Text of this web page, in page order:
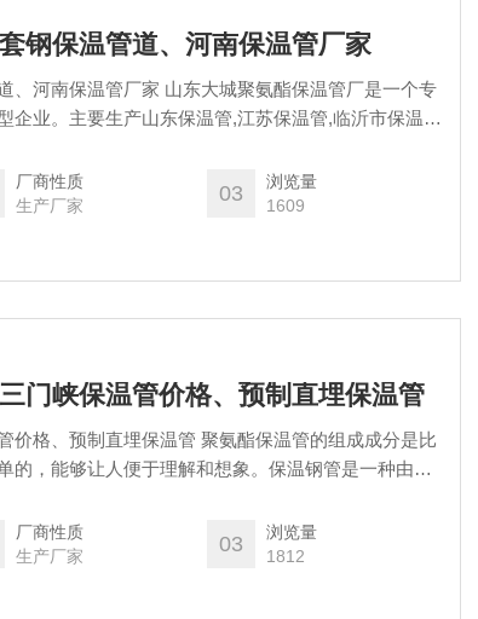
钢保温管道、河南保温管厂家
、河南保温管厂家 山东大城聚氨酯保温管厂是一个专
企业。主要生产山东保温管,江苏保温管,临沂市保温
厂商性质
生产厂家
03
浏览量
1609
门峡保温管价格、预制直埋保温管
价格、预制直埋保温管 聚氨酯保温管的组成成分是比
的，能够让人便于理解和想象。保温钢管是一种由输
氨酯泡沫塑料预制直埋保温钢管。
厂商性质
生产厂家
03
浏览量
1812